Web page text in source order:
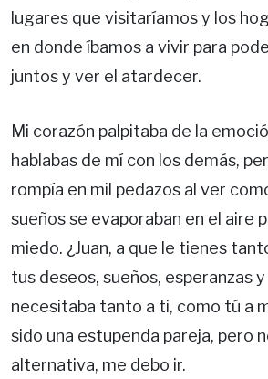
lugares que visitaríamos y los
en donde íbamos a vivir para
juntos y ver el atardecer.
Mi corazón palpitaba de la
hablabas de mí con los demás,
rompía en mil pedazos al ver
sueños se evaporaban en el aire
miedo. ¿Juan, a que le tienes
tus deseos, sueños, esperanzas
necesitaba tanto a ti, como tú a
sido una estupenda pareja, pero
alternativa, me debo ir.